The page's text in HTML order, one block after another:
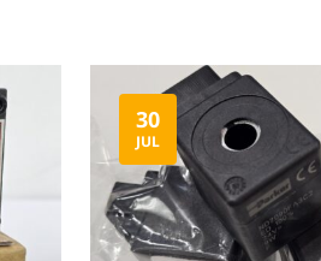
30
JUL